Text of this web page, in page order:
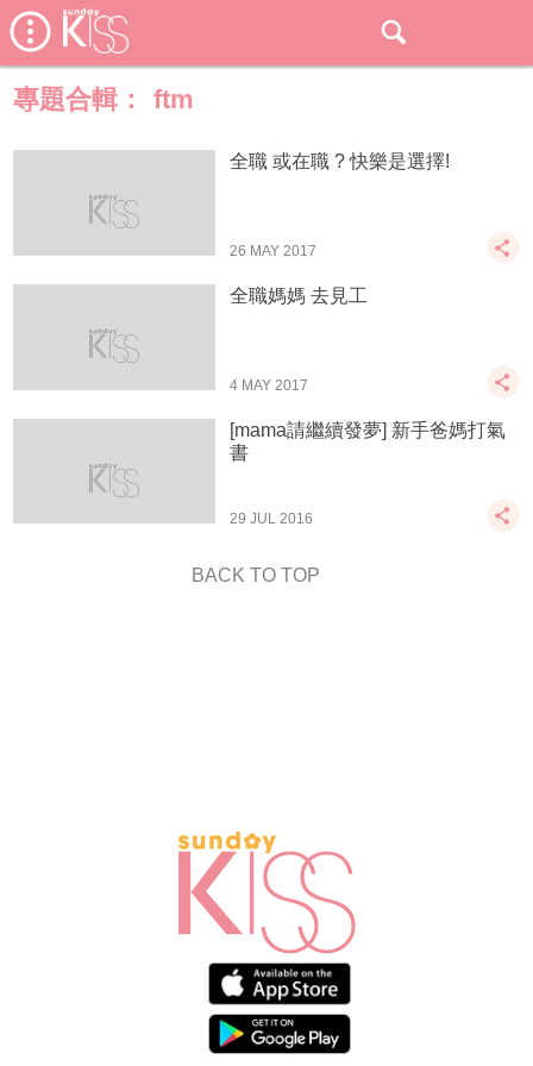
專題合輯： ftm
全職 或在職 ? 快樂是選擇!
26 MAY 2017
全職媽媽 去見工
4 MAY 2017
[mama請繼續發夢] 新手爸媽打氣
書
29 JUL 2016
BACK TO TOP